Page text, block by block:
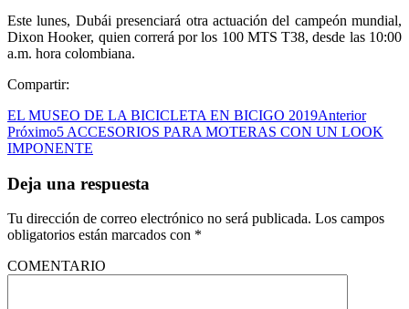
Este lunes, Dubái presenciará otra actuación del campeón mundial,
Dixon Hooker, quien correrá por los 100 MTS T38, desde las 10:00
a.m. hora colombiana.
Compartir:
EL MUSEO DE LA BICICLETA EN BICIGO 2019Anterior
Próximo5 ACCESORIOS PARA MOTERAS CON UN LOOK
IMPONENTE
Deja una respuesta
Tu dirección de correo electrónico no será publicada. Los campos
obligatorios están marcados con *
COMENTARIO